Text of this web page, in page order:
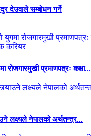
देउवाले सम्बोधन गर्ने
रोजगारमुखी प्रमाणपत्रः कक्षा...
लक्ष्यले नेपालको अर्थतन्त्र...